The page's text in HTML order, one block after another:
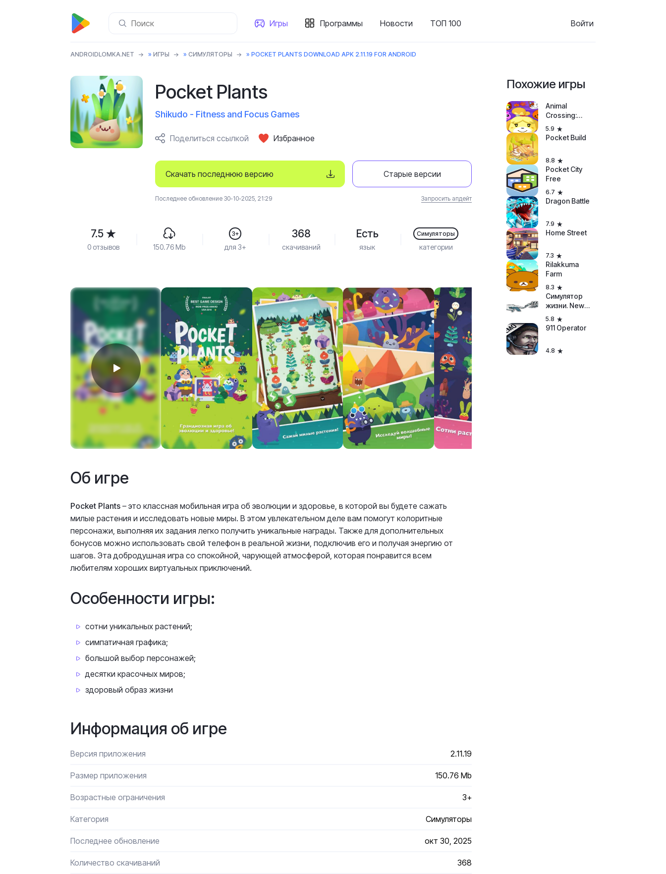
Игры Программы Новости ТОП 100 Войти
ANDROIDLOMKA.NET » ИГРЫ » СИМУЛЯТОРЫ » POCKET PLANTS DOWNLOAD APK 2.11.19 FOR ANDROID
Pocket Plants
Shikudo - Fitness and Focus Games
Поделиться ссылкой Избранное
Скачать последнюю версию Старые версии
Последнее обновление 30-10-2025, 21:29 Запросить апдейт
7.5
0 отзывов 150.76 Mb
3+
для 3+
368
скачиваний
Есть
язык
Симуляторы
категории
Об игре
Pocket Plants – это классная мобильная игра об эволюции и здоровье, в которой вы будете сажать
милые растения и исследовать новые миры. В этом увлекательном деле вам помогут колоритные
персонажи, выполняя их задания легко получить уникальные награды. Также для дополнительных
бонусов можно использовать свой телефон в реальной жизни, подключив его и получая энергию от
шагов. Эта добродушная игра со спокойной, чарующей атмосферой, которая понравится всем
любителям хороших виртуальных приключений.
Особенности игры:
сотни уникальных растений;
симпатичная графика;
большой выбор персонажей;
десятки красочных миров;
здоровый образ жизни
Информация об игре
Версия приложения 2.11.19
Размер приложения 150.76 Mb
Возрастные ограничения 3+
Категория Симуляторы
Последнее обновление окт 30, 2025
Количество скачиваний 368
Похожие игры
Animal
Crossing:
Pocket Camp
5.9
Pocket Build
8.8
Pocket City
Free
6.7
Dragon Battle
7.9
Home Street
7.3
Rilakkuma
Farm
8.3
Симулятор
жизни. New
Life 2
5.8
911 Operator
4.8